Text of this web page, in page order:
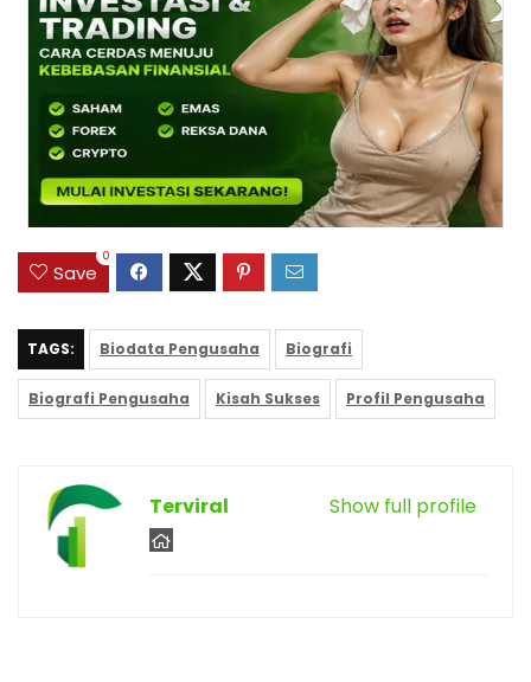
Save
0
TAGS: Biodata Pengusaha Biografi
Biografi Pengusaha Kisah Sukses Profil Pengusaha
Show full profile
Terviral